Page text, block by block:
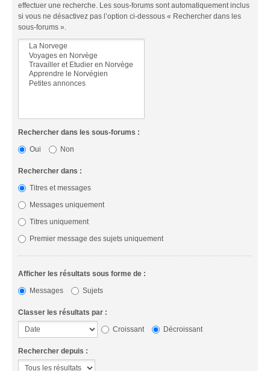
effectuer une recherche. Les sous-forums sont automatiquement inclus
si vous ne désactivez pas l’option ci-dessous « Rechercher dans les
sous-forums ».
Rechercher dans les sous-forums :
Oui
Non
Rechercher dans :
Titres et messages
Messages uniquement
Titres uniquement
Premier message des sujets uniquement
Afficher les résultats sous forme de :
Messages
Sujets
Classer les résultats par :
Croissant
Décroissant
Rechercher depuis :